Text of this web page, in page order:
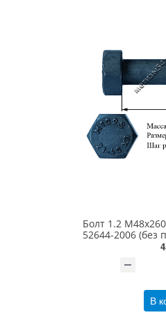
Болт 1.2
52644-2006 (без
В